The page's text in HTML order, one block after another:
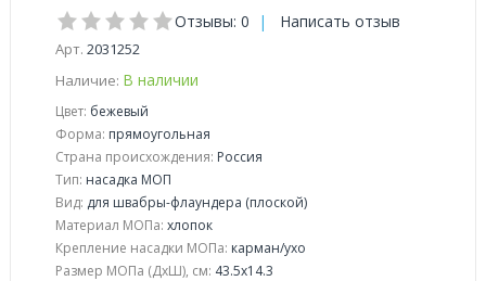
Отзывы: 0 | Написать отзыв
Арт. 2031252
Наличие: В наличии
Цвет: бежевый
Форма: прямоугольная
Страна происхождения: Россия
Тип: насадка МОП
Вид: для швабры-флаундера (плоской)
Материал МОПа: хлопок
Крепление насадки МОПа: карман/ухо
Размер МОПа (ДхШ), см: 43.5x14.3